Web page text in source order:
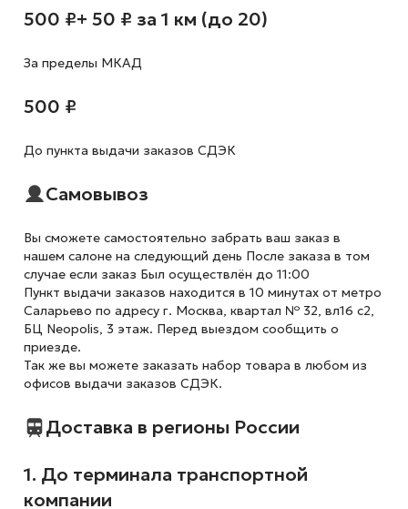
500 ₽+ 50 ₽ за 1 км (до 20)
За пределы МКАД
500 ₽
До пункта выдачи заказов СДЭК
Самовывоз
Вы сможете самостоятельно забрать ваш заказ в
нашем салоне на следующий день После заказа в том
случае если заказ Был осуществлён до 11:00
Пункт выдачи заказов находится в 10 минутах от метро
Саларьево по адресу г. Москва, квартал № 32, вл16 с2,
БЦ Neopolis, 3 этаж. Перед выездом сообщить о
приезде.
Так же вы можете заказать набор товара в любом из
офисов выдачи заказов СДЭК.
Доставка в регионы России
1. До терминала транспортной
компании